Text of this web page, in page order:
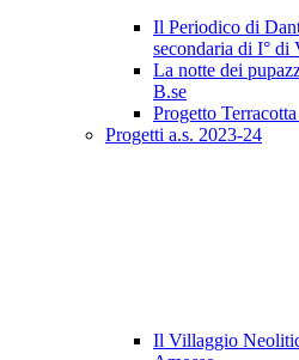
Il Periodico di
secondaria di I° di
La notte dei
B.se
Progetto
Progetti a.s. 2023-24
Il Villaggio